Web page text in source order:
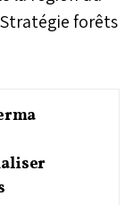
forêts